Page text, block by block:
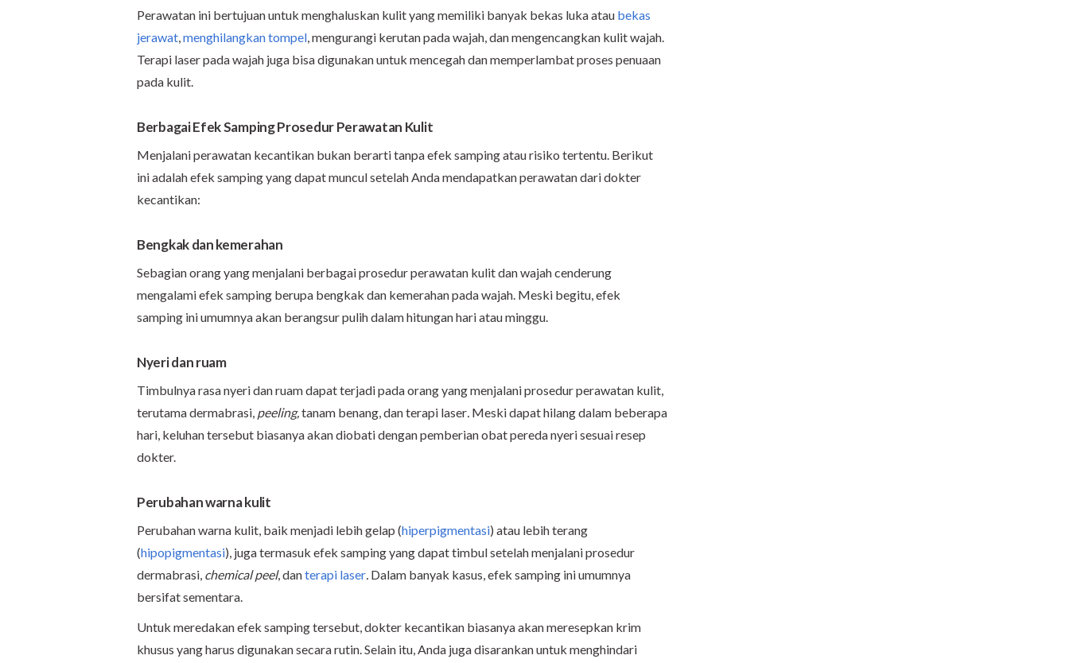
Perawatan ini bertujuan untuk menghaluskan kulit yang memiliki banyak bekas luka atau bekas
jerawat,menghilangkan tompel, mengurangi kerutan pada wajah, dan mengencangkan kulit wajah.
Terapi laser pada wajah juga bisa digunakan untuk mencegah dan memperlambat proses penuaan
pada kulit.
Berbagai Efek Samping Prosedur Perawatan Kulit
Menjalani perawatan kecantikan bukan berarti tanpa efek samping atau risiko tertentu. Berikut
ini adalah efek samping yang dapat muncul setelah Anda mendapatkan perawatan dari dokter
kecantikan:
Bengkak dan kemerahan
Sebagian orang yang menjalani berbagai prosedur perawatan kulit dan wajah cenderung
mengalami efek samping berupa bengkak dan kemerahan pada wajah. Meski begitu, efek
samping ini umumnya akan berangsur pulih dalam hitungan hari atau minggu.
Nyeri dan ruam
Timbulnya rasa nyeri dan ruam dapat terjadi pada orang yang menjalani prosedur perawatan kulit,
terutama dermabrasi, peeling,tanam benang, dan terapi laser. Meski dapat hilang dalam beberapa
hari, keluhan tersebut biasanya akan diobati dengan pemberian obat pereda nyeri sesuai resep
dokter.
Perubahan warna kulit
Perubahan warna kulit, baik menjadi lebih gelap (hiperpigmentasi) atau lebih terang
(hipopigmentasi), juga termasuk efek samping yang dapat timbul setelah menjalani prosedur
dermabrasi, chemical peel, danterapi laser. Dalam banyak kasus, efek samping ini umumnya
bersifat sementara.
Untuk meredakan efek samping tersebut, dokter kecantikan biasanya akan meresepkan krim
khusus yang harus digunakan secara rutin. Selain itu, Anda juga disarankan untuk menghindari